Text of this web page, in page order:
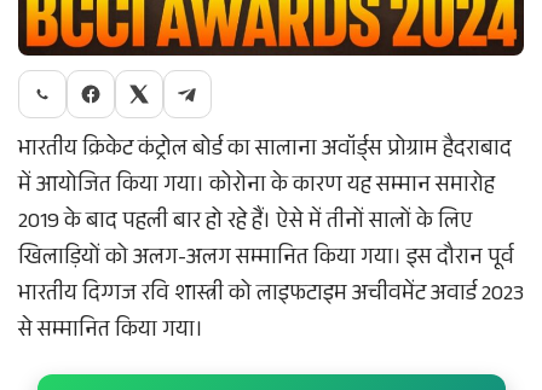
भारतीय क्रिकेट कंट्रोल बोर्ड का सालाना अवॉर्ड्स प्रोग्राम हैदराबाद
में आयोजित किया गया। कोरोना के कारण यह सम्मान समारोह
2019 के बाद पहली बार हो रहे हैं। ऐसे में तीनों सालों के लिए
खिलाड़ियों को अलग-अलग सम्मानित किया गया। इस दौरान पूर्व
भारतीय दिग्गज रवि शास्त्री को लाइफटाइम अचीवमेंट अवार्ड 2023
से सम्मानित किया गया।